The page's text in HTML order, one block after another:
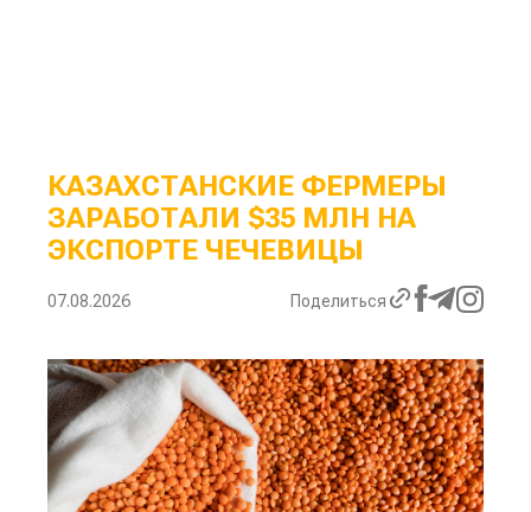
КАЗАХСТАНСКИЕ ФЕРМЕРЫ
ЗАРАБОТАЛИ $35 МЛН НА
ЭКСПОРТЕ ЧЕЧЕВИЦЫ
07.08.2026 Поделиться